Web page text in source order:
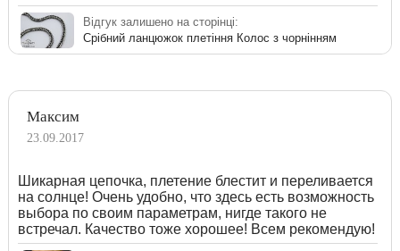
Відгук залишено на сторінці:
Срібний ланцюжок плетіння Колос з чорнінням
Максим
23.09.2017
Шикарная цепочка, плетение блестит и переливается
на солнце! Очень удобно, что здесь есть возможность
выбора по своим параметрам, нигде такого не
встречал. Качество тоже хорошее! Всем рекомендую!